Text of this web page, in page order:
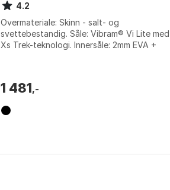
4.2
Overmateriale: Skinn - salt- og
svettebestandig. Såle: Vibram® Vi Lite med
Xs Trek-teknologi. Innersåle: 2mm EVA +
1 481,-